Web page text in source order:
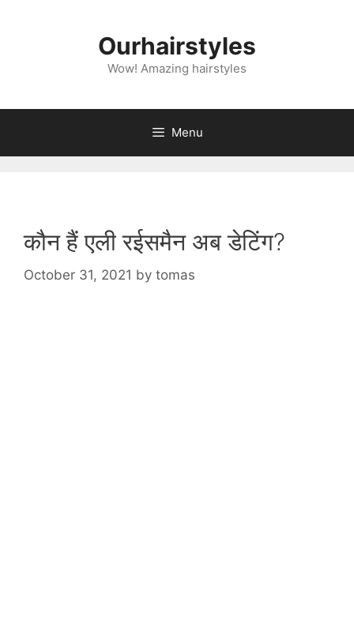
Ourhairstyles
Wow! Amazing hairstyles
Menu
कौन हैं एली रईसमैन अब डेटिंग?
October 31, 2021 by tomas